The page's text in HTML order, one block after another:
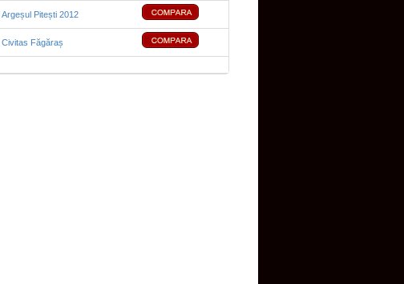
Argeșul Pitești 2012
Civitas Făgăraș